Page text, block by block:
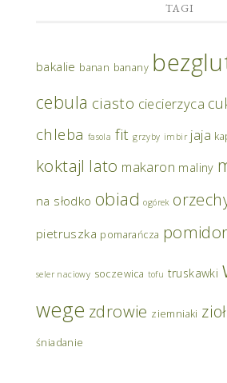
TAGI
bakalie banan banany
cebula ciasto ciecierzyca
chleba fasola fit grzyby imbir jaja
koktajl lato makaron maliny
na słodko obiad ogórek
pietruszka pomarańcza
seler naciowy soczewica tofu truskawki
wege zdrowie ziemniaki
śniadanie